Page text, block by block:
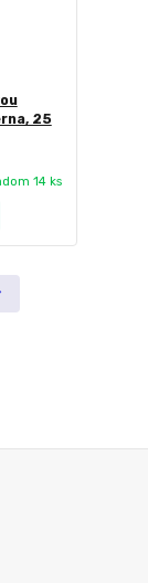
25
14 ks